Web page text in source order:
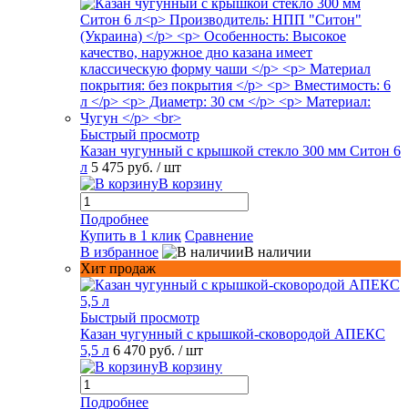
Быстрый просмотр
Казан чугунный с крышкой стекло 300 мм Ситон 6
л 5 475 руб. / шт
В корзину
Подробнее
Купить в 1 клик Сравнение
В избранное
В наличии
Хит продаж
Быстрый просмотр
Казан чугунный с крышкой-сковородой АПЕКС
5,5 л 6 470 руб. / шт
В корзину
Подробнее